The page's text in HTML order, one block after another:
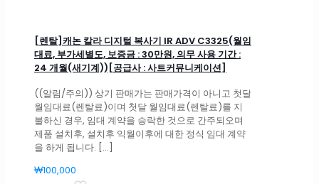
[렌탈]캐논 칼라 디지털 복사기 IR ADV C3325(월임
대료, 부가세별도, 보증금 : 30만원, 의무 사용 기간 :
24 개월(새기계))[공급사 : 사트커뮤니케이션]
((알림/주의)) 상기 판매가는 판매가격이 아니고 첫달
월임대료(렌탈료)이며 첫달 월임대료(렌탈료)를 지
불하신 경우, 임대 계약을 승락한 것으로 간주되오며
제품 설치후, 설치후 익월이후에 대한 정식 임대 계약
을 하게 됩니다. […]
₩100,000